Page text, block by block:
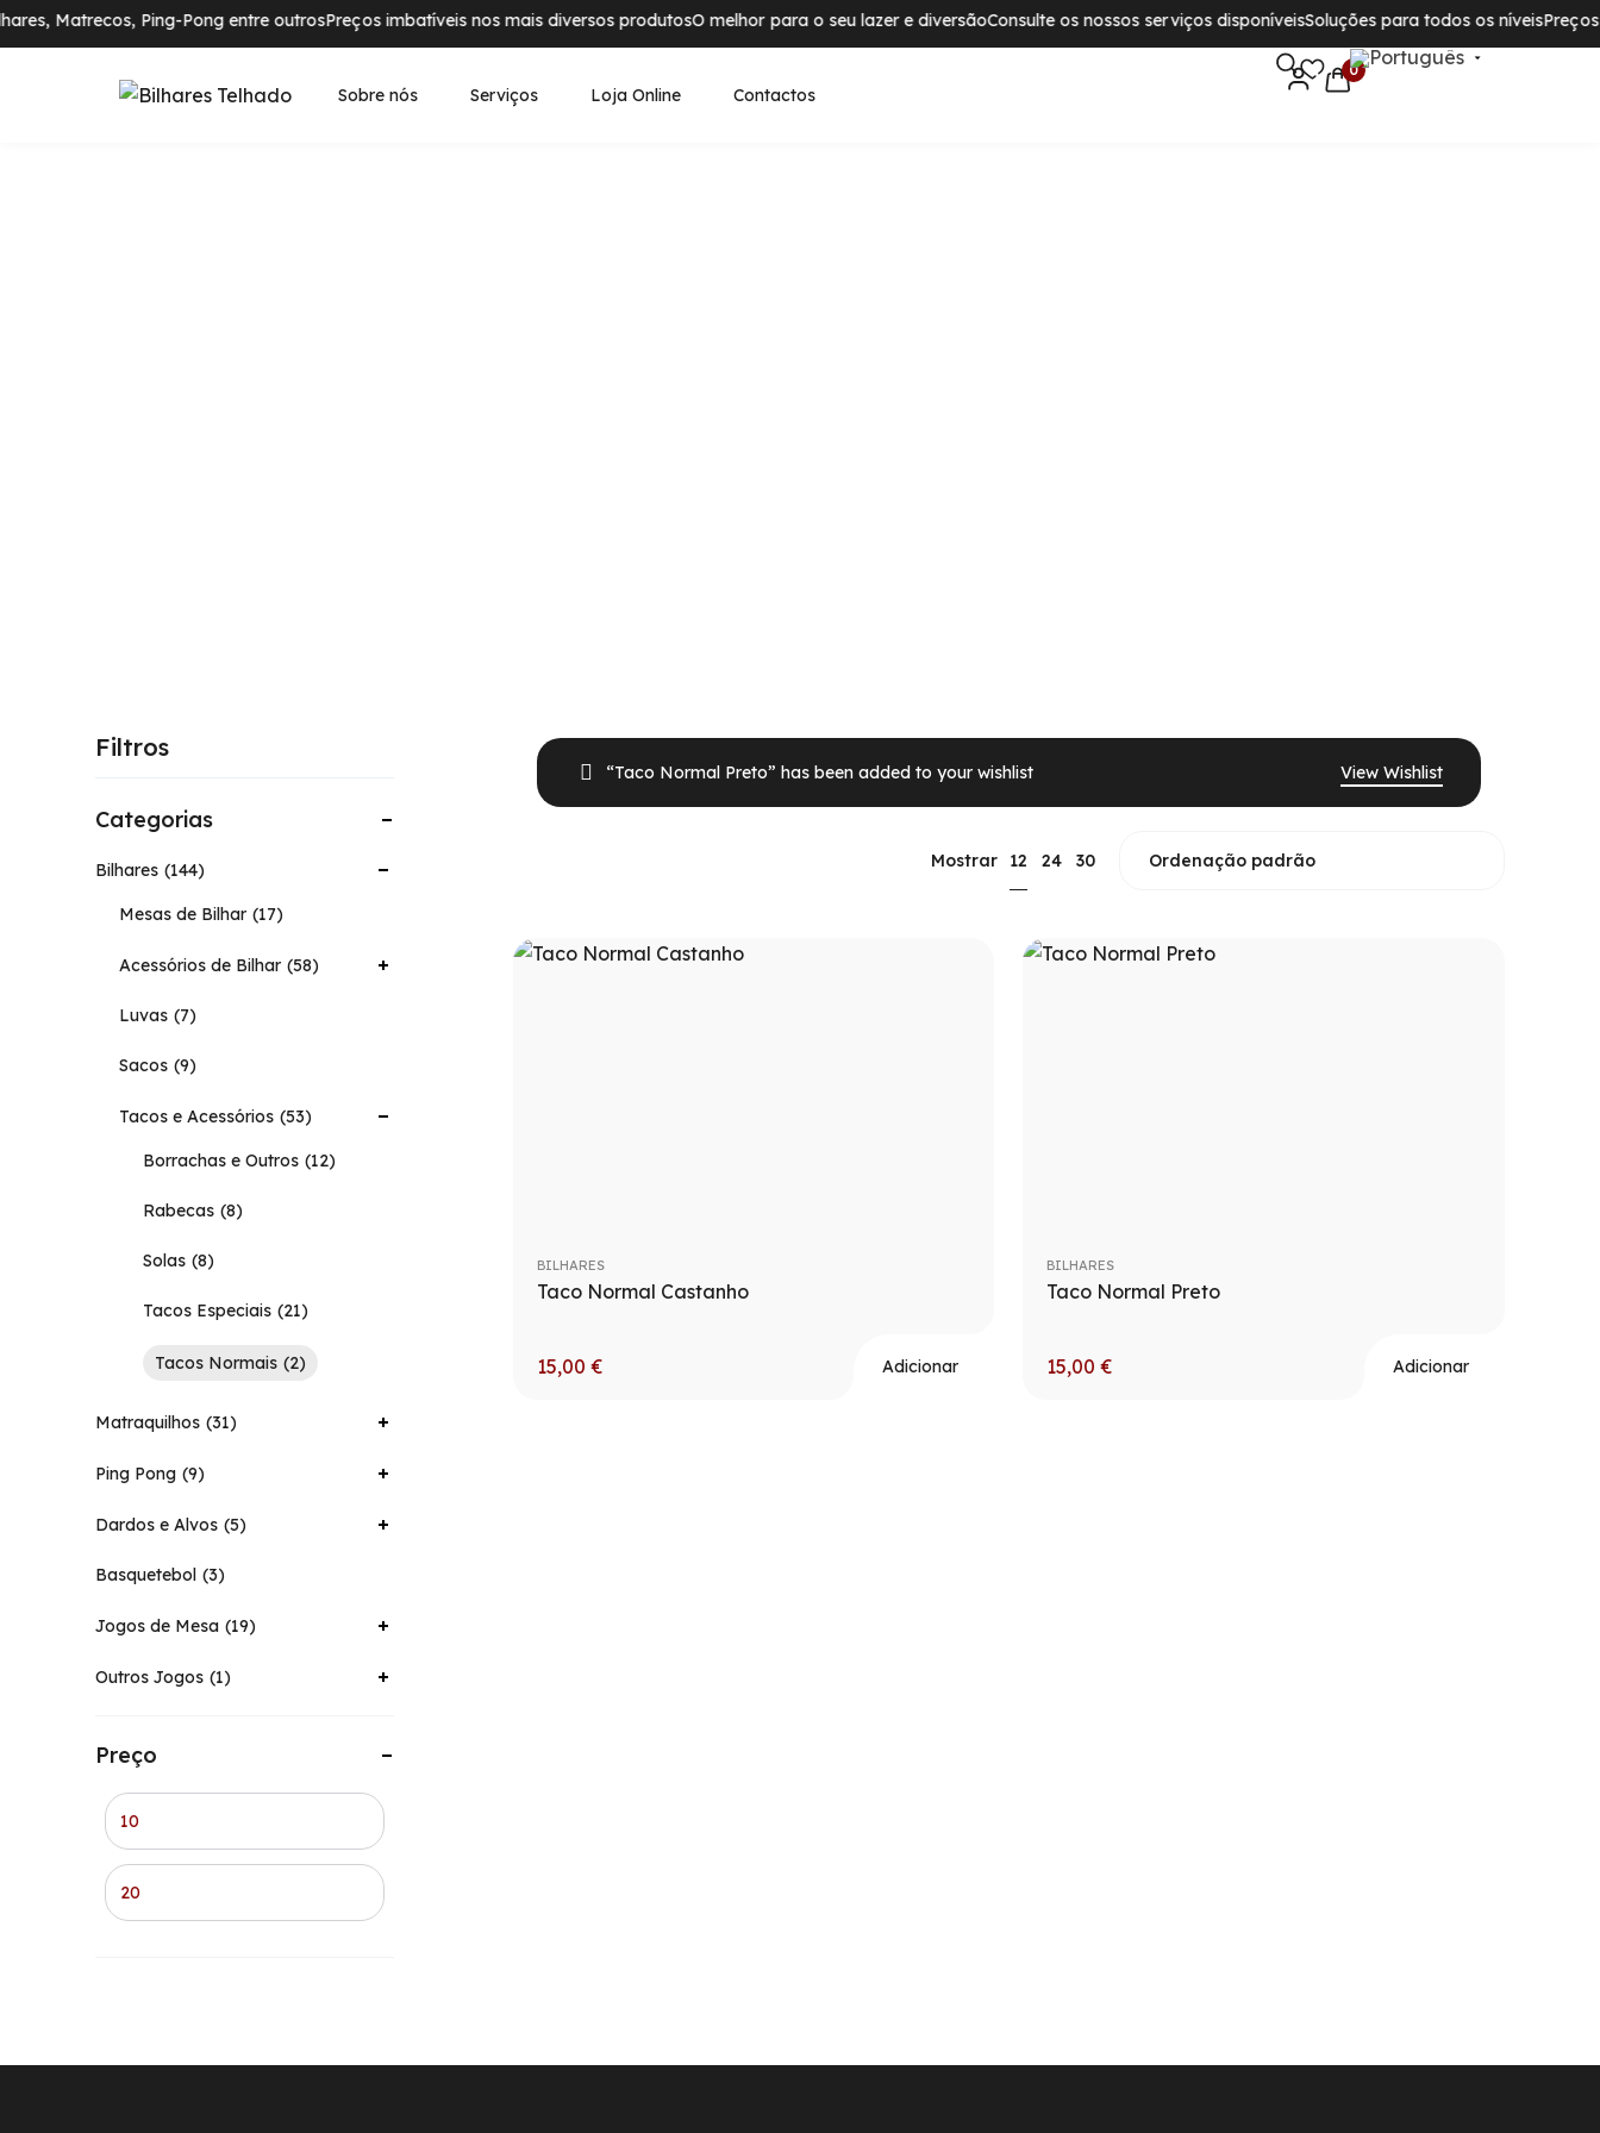
Matrecos, Ping-Pong entre outrosPreços imbatíveis nos mais diversos produtosO melhor para o seu lazer e diversãoConsulte os nossos serviços disponíveisSoluções para todos os níveisPreços
Sobre nós Serviços Loja Online Contactos
0
Filtros
Categorias
Bilhares 144
Mesas de Bilhar 17
Acessórios de Bilhar 58
Luvas 7
Sacos 9
Tacos e Acessórios 53
Borrachas e Outros 12
Rabecas 8
Solas 8
Tacos Especiais 21
Tacos Normais 2
Matraquilhos 31
Ping Pong 9
Dardos e Alvos 5
Basquetebol 3
Jogos de Mesa 19
Outros Jogos 1
Preço
View Wishlist
“Taco Normal Preto” has been added to your wishlist
Mostrar 12 24 30
BILHARES
Taco Normal Castanho
15,00 € Adicionar
BILHARES
Taco Normal Preto
15,00€ Adicionar